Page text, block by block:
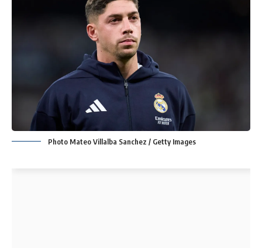
Photo Mateo Villalba Sanchez / Getty Images